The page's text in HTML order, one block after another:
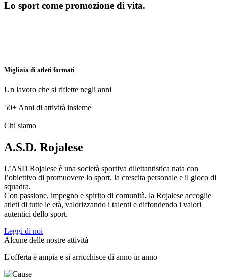
Lo sport come promozione di vita.
Migliaia di atleti formati
Un lavoro che si riflette negli anni
50+ Anni di attività insieme
Chi siamo
A.S.D. Rojalese
L’ASD Rojalese è una società sportiva dilettantistica nata con
l’obiettivo di promuovere lo sport, la crescita personale e il gioco di
squadra.
Con passione, impegno e spirito di comunità, la Rojalese accoglie
atleti di tutte le età, valorizzando i talenti e diffondendo i valori
autentici dello sport.
Leggi di noi
Alcune delle nostre attività
L'offerta è ampia e si arricchisce di anno in anno